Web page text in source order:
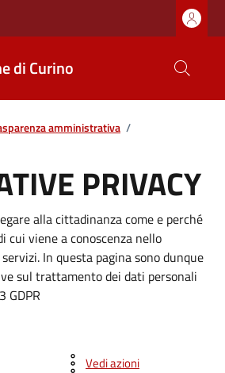
di Curino
amministrativa /
PRIVACY
alla cittadinanza come e perché
viene a conoscenza nello
In questa pagina sono dunque
sul trattamento dei dati personali
GDPR
Vedi azioni